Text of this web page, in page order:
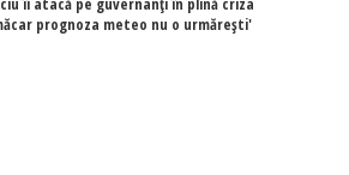
îi atacă pe guvernanți în plină criza
prognoza meteo nu o urmărești'